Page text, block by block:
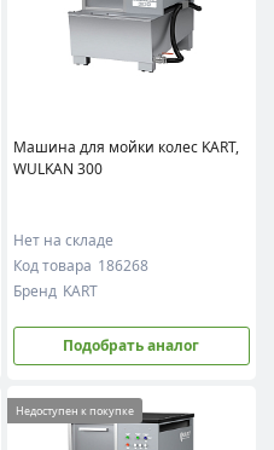
Машина для мойки колес KART,
WULKAN 300
Нет на складе
Код товара 186268
Бренд KART
Подобрать аналог
Недоступен к покупке